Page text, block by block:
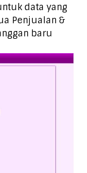
data yang
Penjualan &
baru